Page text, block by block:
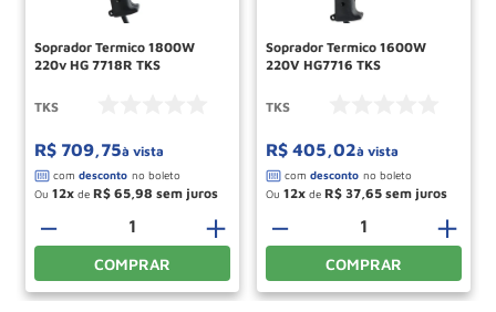
Soprador Termico 1800W
220v HG 7718R TKS
TKS
R$ 709,75à vista
Ou 12 de R$ 65 98
＋
－
COMPRAR
Soprador Termico 1600W
220V HG7716 TKS
TKS
R$ 405,02à vista
Ou 12 de R$ 37 65
＋
－
COMPRAR